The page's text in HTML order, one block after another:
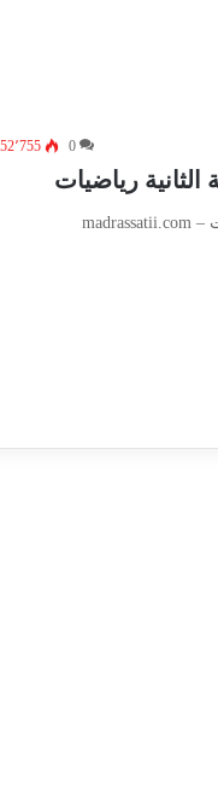
0 52٬755
الثانية رياضيات